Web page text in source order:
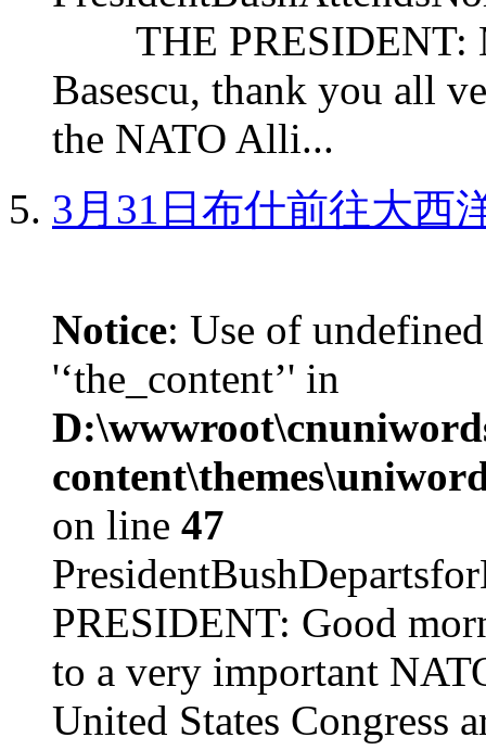
THE PRESIDENT:
Basescu, thank you all
the NATO Alli...
3月31日布什前往大西
Notice: Use of
'‘the_content’' in
on line 47
PRESIDENT: Good
to a very important
United States Congress